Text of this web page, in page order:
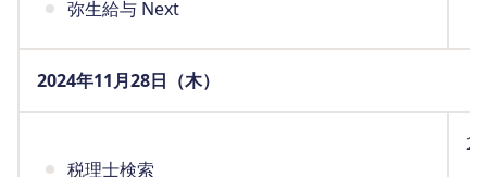
弥生給与 Next
2024年11月28日（木）
税理士検索